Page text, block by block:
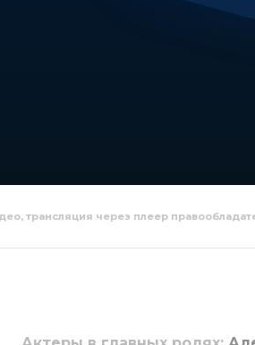
трансляция через плеер